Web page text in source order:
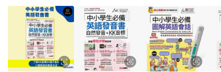
回饋。 5. 點數回饋會扣除所有折扣優惠後之最終發票金額計算，
實際回饋請依LINE購物通知為主。 6. 訂單如有使用東森購物
ETMall站內之折扣優惠(包含但不限於東森幣、樂透金、東森現金
券等)，不具點數回饋資格。詳細請依東森購物ETMall之結帳頁面
顯示為準。 7. LINE購物設有「單一商品最高回饋點數」機制(特
殊活動時開放「回饋無上限」)，以同一訂單中同一商品不論件數
計算，並依訂單成立時間當下LINE購物所設定的回饋機制為準。